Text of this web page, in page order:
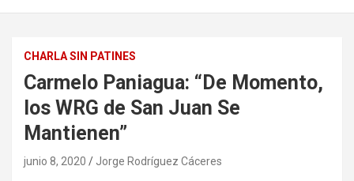
CHARLA SIN PATINES
Carmelo Paniagua: “De Momento,
los WRG de San Juan Se
Mantienen”
junio 8, 2020 Jorge Rodríguez Cáceres